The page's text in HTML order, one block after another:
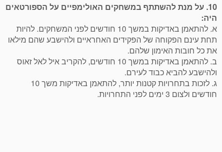
10. על מנת להשתתף במשחקים האולימפיים על הספורטאים
היה:
א. להתאמן באדיקות במשך 10 חודשים לפני המשחקים. להיות
תחת עינם הפקוחה של הפקידים האחראיים ולהישבע שהם מילאו
את כל חובות האימון שלהם.
ב. להתאמן באדיקות במשך 10 חודשים, להקריב איל לאל זאוס
ולהישבע להביא כבוד לעירם.
ג. לזכות בתחרויות קטנות יותר, להתאמן באדיקות משך 10
חודשים ולצום 3 ימים לפני התחרויות.